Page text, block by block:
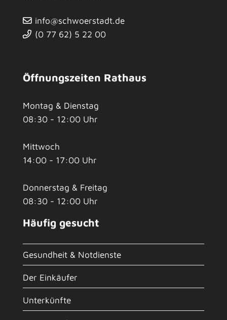
info@schwoerstadt.de
(0 77 62) 5 22 00
Öffnungszeiten Rathaus
Montag & Dienstag
08:30 - 12:00 Uhr
Mittwoch
14:00 - 17:00 Uhr
Donnerstag & Freitag
08:30 - 12:00 Uhr
Häufig gesucht
Gesundheit & Notdienste
Der Einkäufer
Unterkünfte